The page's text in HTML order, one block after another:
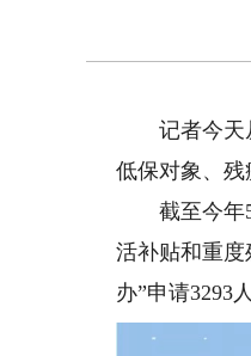
记者今天从
低保对象、残
截至今年5
活补贴和重度
办”申请3293